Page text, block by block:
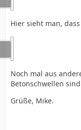
Hier sieht man,
Noch mal aus
Betonschwellen
Grüße, Mike.